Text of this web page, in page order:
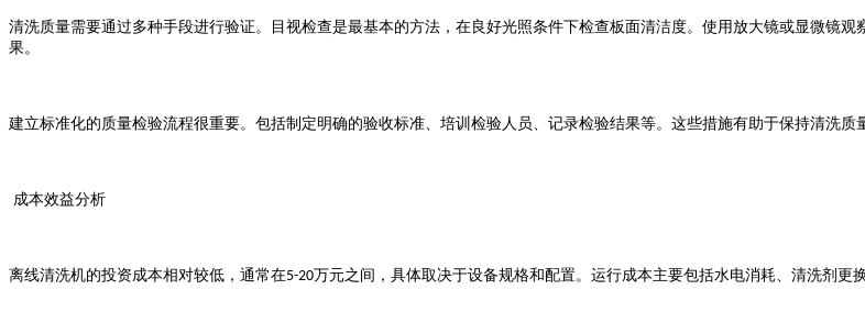
清洗质量需要通过多种手段进行验证。目视检查是最基本的方法，在良好光照条件下检查板面清洁度。使用放大镜或显微镜
果。
建立标准化的质量检验流程很重要。包括制定明确的验收标准、培训检验人员、记录检验结果等。这些措施有助于保持清洗质
成本效益分析
离线清洗机的投资成本相对较低，通常在5-20万元之间，具体取决于设备规格和配置。运行成本主要包括水电消耗、清洗剂更